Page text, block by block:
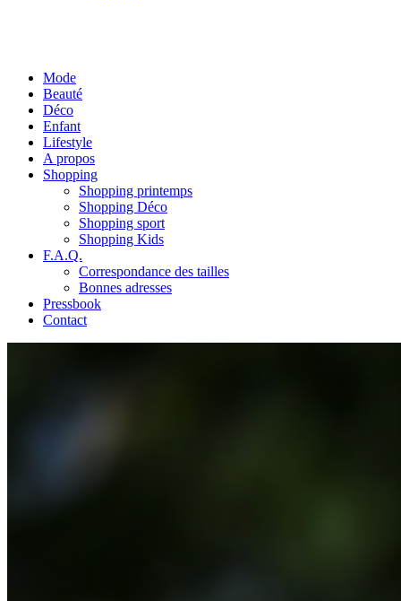
Mode
Beauté
Déco
Enfant
Lifestyle
A propos
Shopping
Shopping printemps
Shopping Déco
Shopping sport
Shopping Kids
F.A.Q.
Correspondance des tailles
Bonnes adresses
Pressbook
Contact